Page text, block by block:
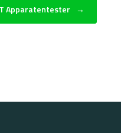
Apparatentester →